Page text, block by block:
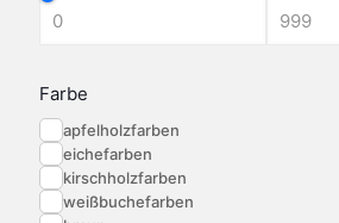
Farbe
apfelholzfarben
eichefarben
kirschholzfarben
weißbuchefarben